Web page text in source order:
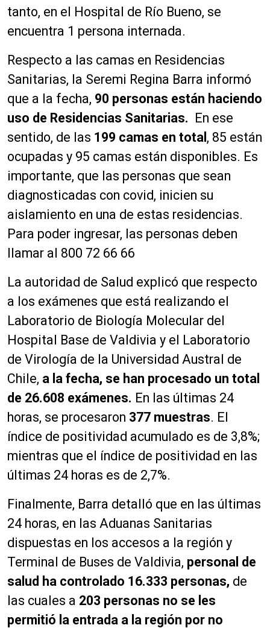
tanto, en el Hospital de Río Bueno, se
encuentra 1 persona internada.
Respecto a las camas en Residencias
Sanitarias, la Seremi Regina Barra informó
que a la fecha, 90 personas están haciendo
uso de Residencias Sanitarias. En ese
sentido, de las 199 camas en total , 85 están
ocupadas y 95 camas están disponibles. Es
importante, que las personas que sean
diagnosticadas con covid, inicien su
aislamiento en una de estas residencias.
Para poder ingresar, las personas deben
llamar al 800 72 66 66
La autoridad de Salud explicó que respecto
a los exámenes que está realizando el
Laboratorio de Biología Molecular del
Hospital Base de Valdivia y el Laboratorio
de Virología de la Universidad Austral de
Chile, a la fecha, se han procesado un total
de 26.608 exámenes. En las últimas 24
horas, se procesaron 377 muestras. El
índice de positividad acumulado es de 3,8%;
mientras que el índice de positividad en las
últimas 24 horas es de 2,7%.
Finalmente, Barra detalló que en las últimas
24 horas, en las Aduanas Sanitarias
dispuestas en los accesos a la región y
Terminal de Buses de Valdivia, personal de
salud ha controlado 16.333 personas, de
las cuales a 203 personas no se les
permitió la entrada a la región por no